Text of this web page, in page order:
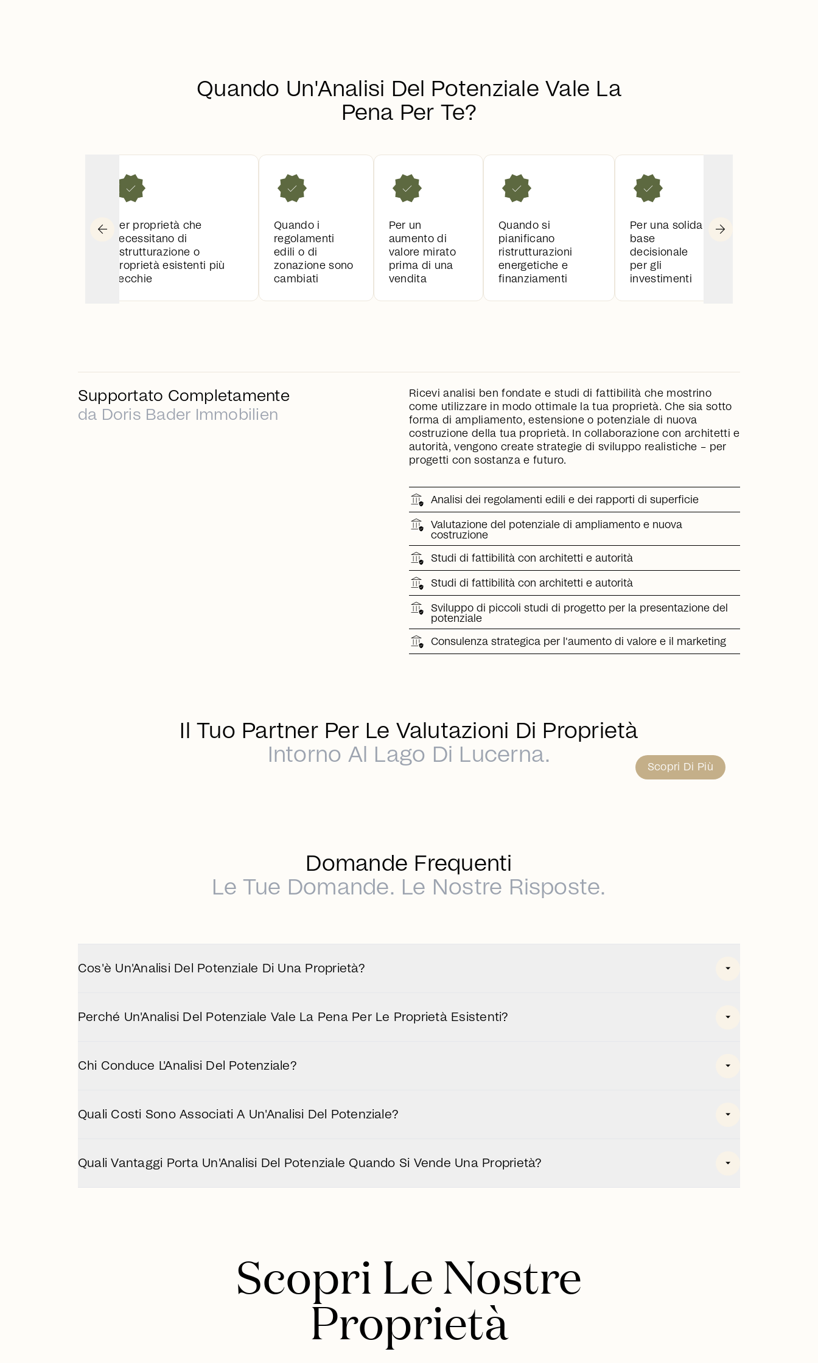
Quando Un'Analisi Del Potenziale Vale La
Pena Per Te?
Per proprietà che
necessitano di
ristrutturazione o
proprietà esistenti più
vecchie
Quando i
regolamenti
edili o di
zonazione sono
cambiati
Per un
aumento di
valore mirato
prima di una
vendita
Quando si
pianificano
ristrutturazioni
energetiche e
finanziamenti
Per una solida
base
decisionale
per gli
investimenti
arrow_back arrow_forward
Supportato Completamente
da Doris Bader Immobilien
Ricevi analisi ben fondate e studi di fattibilità che mostrino
come utilizzare in modo ottimale la tua proprietà. Che sia sotto
forma di ampliamento, estensione o potenziale di nuova
costruzione della tua proprietà. In collaborazione con architetti e
autorità, vengono create strategie di sviluppo realistiche – per
progetti con sostanza e futuro.
Analisi dei regolamenti edili e dei rapporti di superficie
Valutazione del potenziale di ampliamento e nuova
costruzione
Studi di fattibilità con architetti e autorità
Studi di fattibilità con architetti e autorità
Sviluppo di piccoli studi di progetto per la presentazione del
potenziale
Consulenza strategica per l'aumento di valore e il marketing
Il Tuo Partner Per Le Valutazioni Di Proprietà
Intorno Al Lago Di Lucerna.
Scopri Di Più
Domande Frequenti
Le Tue Domande. Le Nostre Risposte.
Cos'è Un'Analisi Del Potenziale Di Una Proprietà?
regolamenti edilizi e di zonazione attuali. L'obiettivo è rendere visibili le opportunità inutilizzate.
Perché Un'Analisi Del Potenziale Vale La Pena Per Le Proprietà Esistenti?
nuovi regolamenti – che si tratti di estensioni, aggiunte o nuove costruzioni.
Chi Conduce L'Analisi Del Potenziale?
esaminare tutti gli aspetti rilevanti come i rapporti di superficie, i diritti esistenti e le opportunità di finanziamento.
Quali Costi Sono Associati A Un'Analisi Del Potenziale?
personalizzato in base alle tue esigenze e obiettivi individuali. Contattaci ora per un appuntamento di consulenza.
Quali Vantaggi Porta Un'Analisi Del Potenziale Quando Si Vende Una Proprietà?
Scopri Le Nostre
Proprietà